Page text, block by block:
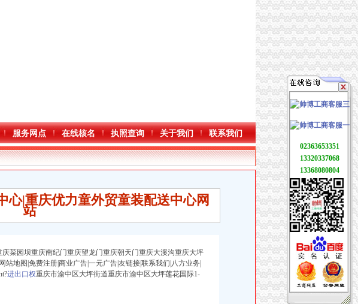
服务网点 在线核名 执照查询 关于我们 联系我们
心|重庆优力童外贸童装配送中心网
站
菜园坝重庆南纪门重庆望龙门重庆朝天门重庆大溪沟重庆大坪
地图|免费注册|商业广告|一元广告|友链接|联系我们|八方业务|
进出口权重庆市渝中区大坪街道重庆市渝中区大坪莲花国际1-
02363653351
13320337068
13368080804